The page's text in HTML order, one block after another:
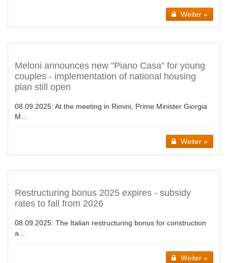
Weiter »
Meloni announces new "Piano Casa" for young
couples - implementation of national housing
plan still open
08.09.2025: At the meeting in Rimini, Prime Minister Giorgia
M...
Weiter »
Restructuring bonus 2025 expires - subsidy
rates to fall from 2026
08.09.2025: The Italian restructuring bonus for construction
a...
Weiter »